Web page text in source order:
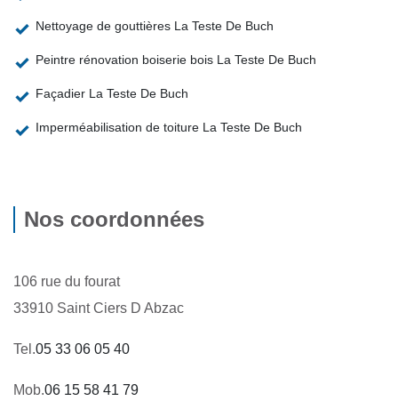
Nettoyage de gouttières La Teste De Buch
Peintre rénovation boiserie bois La Teste De Buch
Façadier La Teste De Buch
Imperméabilisation de toiture La Teste De Buch
Nos coordonnées
106 rue du fourat
33910 Saint Ciers D Abzac
Tel.05 33 06 05 40
Mob.06 15 58 41 79